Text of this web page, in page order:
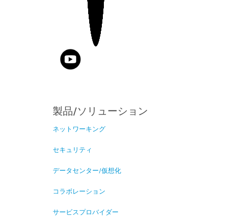
製品/ソリューション
ネットワーキング
セキュリティ
データセンター/仮想化
コラボレーション
サービスプロバイダー